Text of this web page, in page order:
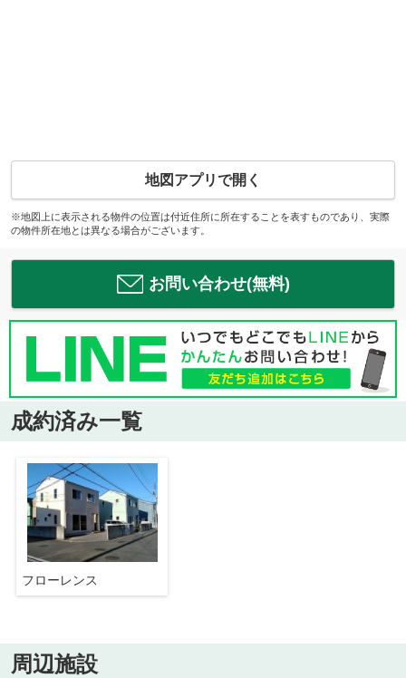
地図アプリで開く
※地図上に表示される物件の位置は付近住所に所在することを表すものであり、実際
の物件所在地とは異なる場合がございます。
お問い合わせ(無料)
成約済み一覧
フローレンス
周辺施設